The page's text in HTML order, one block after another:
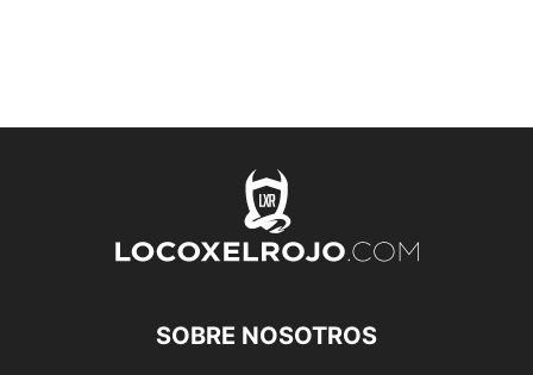
SOBRE NOSOTROS